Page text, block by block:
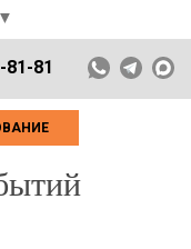
▼
81-81